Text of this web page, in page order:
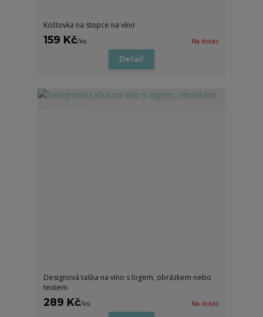
Koštovka na stopce na víno
159 Kč/ks Na dotaz
Detail
Designová taška na víno s logem, obrázkem nebo
textem
289 Kč/ks Na dotaz